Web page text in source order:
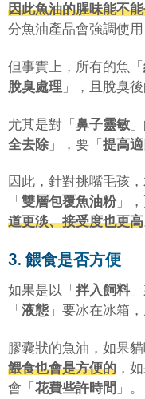
因此魚油的腥味能不
分魚油產品會強調使用
但事實上，所有的魚「
脫臭處理 」，且脫臭
尤其是對「 鼻子靈敏
全去除 」，要「 提高
因此，針對挑嘴毛孩
「 雙層包覆魚油粉」，
道更淡、接受度也更高
3. 餵食是否方便
如果是以「 拌入飼料」
「 液態 」要冰在冰箱
膠囊狀的魚油，如果貓
餵食也會是方便的 ，
會「 花費些許時間 」。